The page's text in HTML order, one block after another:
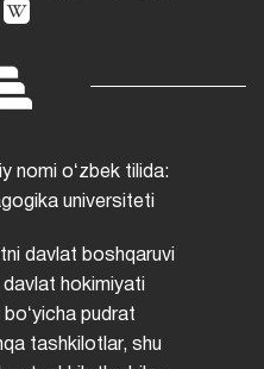
nomi oʻzbek tilida:
universiteti
davlat boshqaruvi
hokimiyati
pudrat
tashkilotlar, shu